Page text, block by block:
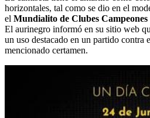
horizontales, tal como se dio en el
el Mundialito de Clubes
El aurinegro informó en su sitio web
un uso destacado en un partido contra
mencionado certamen.